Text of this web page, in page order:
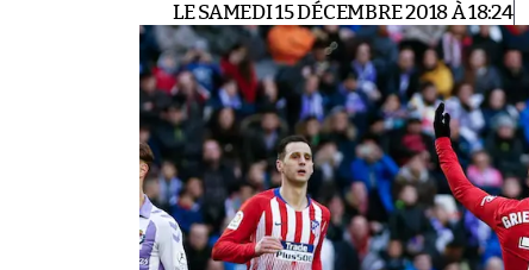
LE SAMEDI 15 DÉCEMBRE 2018 À 18:24